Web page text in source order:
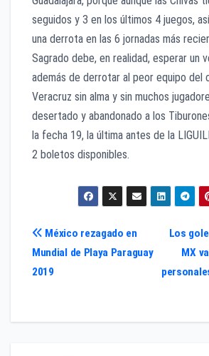
seguidos y 3 en los últimos 4 juegos,
una derrota en las 6 jornadas más
Sagrado debe, en realidad, esperar un
además de derrotar al peor equipo del
Veracruz sin alma y sin muchos
desertado y abandonado a los
la fecha 19, la última antes de la
2 boletos disponibles.
Navegación
de
Los
MX
México rezagado en
Mundial de Playa Paraguay
2019